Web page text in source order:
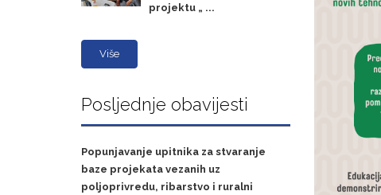
projektu „ ...
Više
Posljednje obavijesti
Popunjavanje upitnika za stvaranje
baze projekata vezanih uz
poljoprivredu, ribarstvo i ruralni